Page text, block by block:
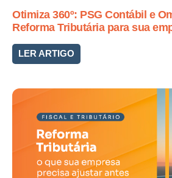
Otimiza 360º: PSG Contábil e
Reforma Tributária para sua
LER ARTIGO